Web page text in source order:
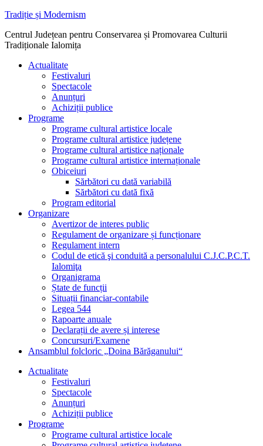
Sari
conținut
Tradiție și Modernism
Centrul Județean pentru Conservarea și Promovarea Culturii
Tradiționale Ialomița
Actualitate
Festivaluri
Spectacole
Anunțuri
Achiziții publice
Programe
Programe cultural artistice locale
Programe cultural artistice județene
Programe cultural artistice naționale
Programe cultural artistice internaționale
Obiceiuri
Sărbători cu dată variabilă
Sărbători cu dată fixă
Program editorial
Organizare
Avertizor de interes public
Regulament de organizare și funcționare
Regulament intern
Codul de etică şi conduită a personalului C.J.C.P.C.T.
Ialomiţa
Organigrama
Ștate de funcții
Situații financiar-contabile
Legea 544
Rapoarte anuale
Declarații de avere și interese
Concursuri/Examene
Ansamblul folcloric „Doina Bărăganului“
Actualitate
Festivaluri
Spectacole
Anunțuri
Achiziții publice
Programe
Programe cultural artistice locale